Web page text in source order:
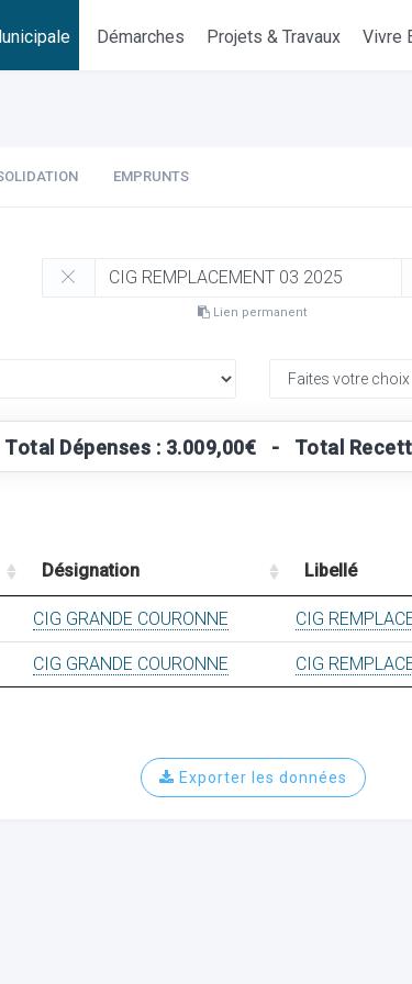
Démarches Projets & Travaux Vivre
EMPRUNTS
Lien permanent
Total Dépenses : 3.009,00€ - Total
Désignation Libellé
CIG GRANDE COURONNE CIG
CIG GRANDE COURONNE CIG
Exporter les données